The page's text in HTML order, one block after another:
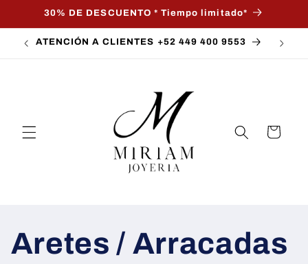
directamente
al contenido
30% DE DESCUENTO * Tiempo limitado*
ATENCIÓN A CLIENTES +52 449 400 9553
Carrito
Aretes / Arracadas